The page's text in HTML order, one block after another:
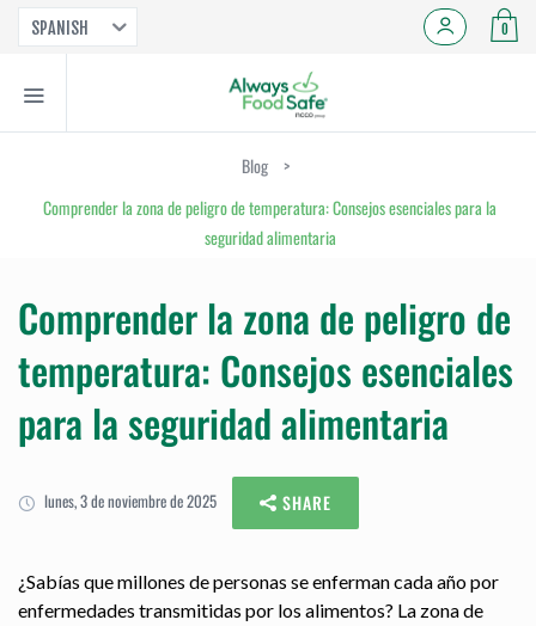
SPANISH 0
Blog
>
Comprender la zona de peligro de temperatura: Consejos esenciales para la
seguridad alimentaria
Comprender la zona de peligro de
temperatura: Consejos esenciales
para la seguridad alimentaria
lunes, 3 de noviembre de 2025 SHARE
¿Sabías que millones de personas se enferman cada año por
enfermedades transmitidas por los alimentos? La zona de